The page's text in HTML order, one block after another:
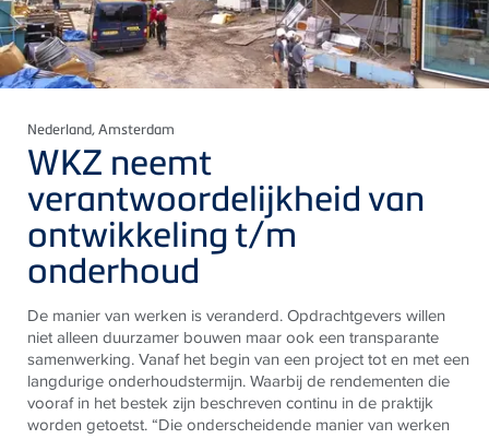
Nederland, Amsterdam
WKZ neemt
verantwoordelijkheid van
ontwikkeling t/m
onderhoud
De manier van werken is veranderd. Opdrachtgevers willen
niet alleen duurzamer bouwen maar ook een transparante
samenwerking. Vanaf het begin van een project tot en met een
langdurige onderhoudstermijn. Waarbij de rendementen die
vooraf in het bestek zijn beschreven continu in de praktijk
worden getoetst. “Die onderscheidende manier van werken